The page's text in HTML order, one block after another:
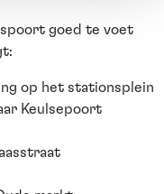
goed te voet
op het stationsplein
Keulsepoort